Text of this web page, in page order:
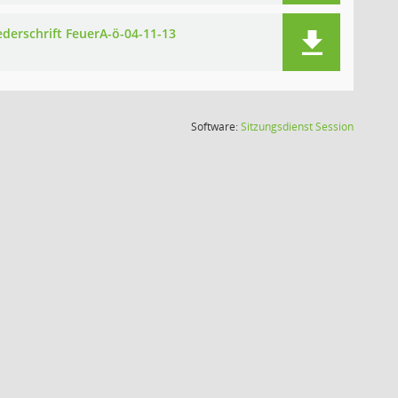
FeuerA-ö-04-11-13
Software:SitzungsdienstSession(Wird in